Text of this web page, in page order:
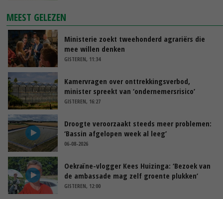
MEEST GELEZEN
Ministerie zoekt tweehonderd agrariërs die
mee willen denken
GISTEREN, 11:34
Kamervragen over onttrekkingsverbod,
minister spreekt van ‘ondernemersrisico’
GISTEREN, 16:27
Droogte veroorzaakt steeds meer problemen:
‘Bassin afgelopen week al leeg’
06-08-2026
Oekraïne-vlogger Kees Huizinga: ‘Bezoek van
de ambassade mag zelf groente plukken’
GISTEREN, 12:00